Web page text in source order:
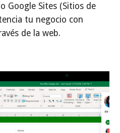
Google Sites (Sitios de
tu negocio con
de la web.